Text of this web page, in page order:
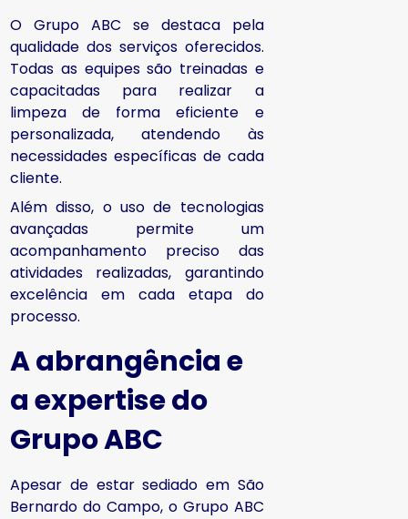
O Grupo ABC se destaca pela
qualidade dos serviços oferecidos.
Todas as equipes são treinadas e
capacitadas para realizar a
limpeza de forma eficiente e
personalizada, atendendo às
necessidades específicas de cada
cliente.
Além disso, o uso de tecnologias
avançadas permite um
acompanhamento preciso das
atividades realizadas, garantindo
excelência em cada etapa do
processo.
A abrangência e
a expertise do
Grupo ABC
Apesar de estar sediado em São
Bernardo do Campo, o Grupo ABC